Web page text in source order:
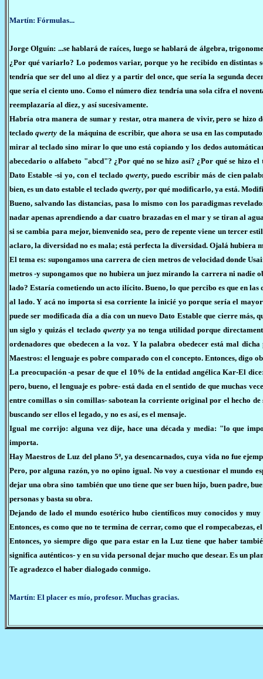
Martín: Fórmulas...
Jorge Olguín: ...se hablará de raíces, luego se hablará de álgebra,
¿Por qué variarlo? Lo podemos variar, porque yo he recibido en distintas
tendría que ser del uno al diez y a partir del once, que sería la segunda
que sería el ciento uno. Como el número diez tendría una sola cifra el
reemplazaría al diez, y así sucesivamente.
Habría otra manera de sumar y restar, otra manera de vivir, pero se hizo
tecladoqwerty de la máquina de escribir, que ahora se usa en las
mirar al teclado sino mirar lo que uno está copiando y los dedos
abecedario o alfabeto "abcd"? ¿Por qué no se hizo así? ¿Por qué se hizo
Dato Estable -si yo, con el teclado qwerty, puedo escribir más de cien
bien, es un dato estable el teclado qwerty, por qué modificarlo, ya está.
Bueno, salvando las distancias, pasa lo mismo con los paradigmas
nadar apenas aprendiendo a dar cuatro brazadas en el mar y se tiran al
si se cambia para mejor, bienvenido sea, pero de repente viene un tercer
aclaro, la diversidad no es mala; está perfecta la diversidad. Ojalá hubiera
El tema es: supongamos una carrera de cien metros de velocidad donde
metros -y supongamos que no hubiera un juez mirando la carrera ni nadie
lado? Estaría cometiendo un acto ilícito. Bueno, lo que percibo es que en
al lado. Y acá no importa si esa corriente la inicié yo porque sería el
puede ser modificada día a día con un nuevo Dato Estable que cierre más,
un siglo y quizás el teclado qwertyya no tenga utilidad porque
ordenadores que obedecen a la voz. Y la palabra obedecer está mal
Maestros: el lenguaje es pobre comparado con el concepto. Entonces, digo
La preocupación -a pesar de que el 10% de la entidad angélica Kar-El
pero, bueno, el lenguaje es pobre- está dada en el sentido de que muchas
entre comillas o sin comillas- sabotean la corriente original por el hecho de
buscando ser ellos el legado, y no es así, es el mensaje.
Igual me corrijo: alguna vez dije, hace una década y media: "lo que
importa.
Hay Maestros de Luz del plano 5º, ya desencarnados, cuya vida no fue
Pero, por alguna razón, yo no opino igual. No voy a cuestionar el mundo
dejar una obra sino también que uno tiene que ser buen hijo, buen padre,
personas y basta su obra.
Dejando de lado el mundo esotérico hubo científicos muy conocidos y
Entonces, es como que no te termina de cerrar, como que el rompecabezas,
Entonces, yo siempre digo que para estar en la Luz tiene que haber
significa auténticos- y en su vida personal dejar mucho que desear. Es un
Te agradezco el haber dialogado conmigo.
Martín: El placer es mío, profesor. Muchas gracias.